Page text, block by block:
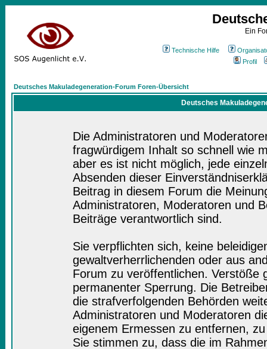
Ein
Technische Hilfe
Profil
Deutsches Makuladegeneration-Forum Foren-Übersicht
Deutsches
Die Administratoren und
fragwürdigem Inhalt so schnell wie
aber es ist nicht möglich, jede
Absenden dieser
Beitrag in diesem Forum die
Administratoren, Moderatoren und
Beiträge verantwortlich sind.
Sie verpflichten sich, keine
gewaltverherrlichenden oder aus
Forum zu veröffentlichen. Verstöße
permanenter Sperrung. Die
die strafverfolgenden Behörden
Administratoren und Moderatoren
eigenem Ermessen zu entfernen,
Sie stimmen zu, dass die im